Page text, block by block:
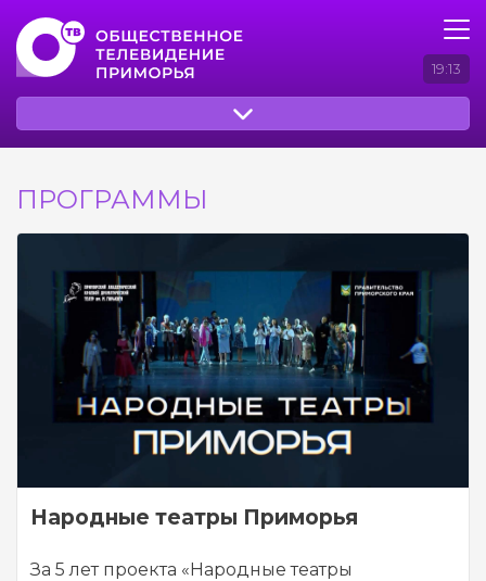
19:13
ПРОГРАММЫ
Народные театры Приморья
За 5 лет проекта «Народные театры